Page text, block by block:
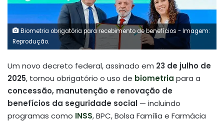
Biometria obrigatória para recebimento de benefícios - Imagem:
Reprodução.
Um novo decreto federal, assinado em 23 de julho de
2025, tornou obrigatório o uso de biometria para a
concessão, manutenção e renovação de
benefícios da seguridade social — incluindo
programas como INSS, BPC, Bolsa Família e Farmácia